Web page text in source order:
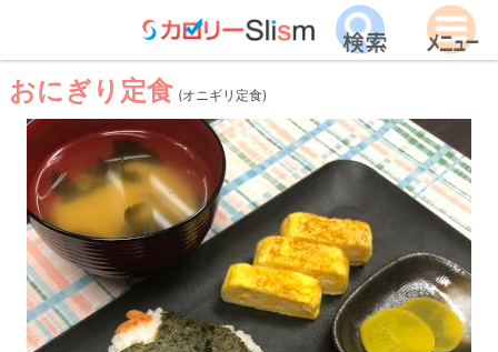
おにぎり定食 (オニギリ定食)